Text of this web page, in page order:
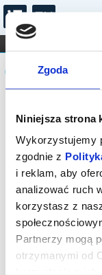
Zgoda
Niniejsza strona
Wykorzystujemy
zgodnie z
i reklam, aby
analizować ruch
korzystasz z
Partnerzy mogą
otrzymanymi od
FILHARMONIA
DLA DZIECI
Sprzedaż
została